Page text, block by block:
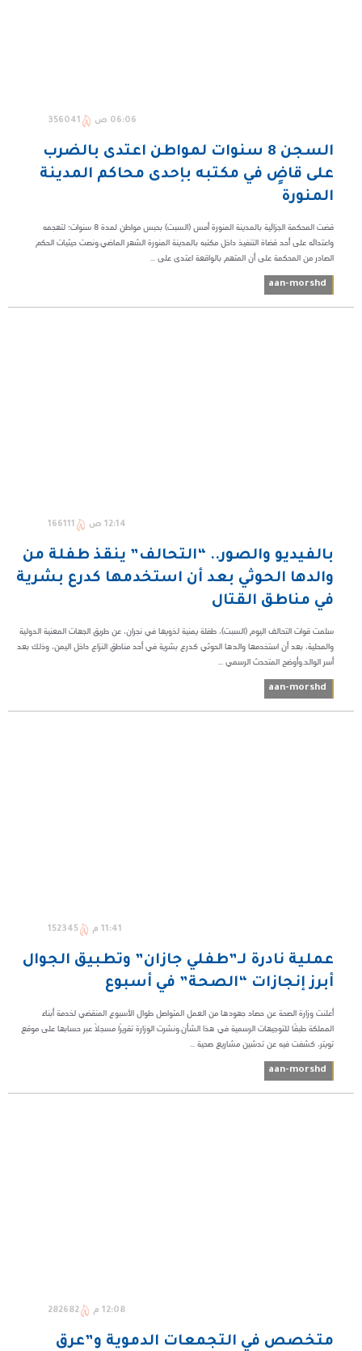
06:06 ص 356041
السجن 8 سنوات لمواطن اعتدى بالضرب
على قاضٍ في مكتبه بإحدى محاكم المدينة
المنورة
قضت المحكمة الجزائية بالمدينة المنورة أمس (السبت) بحبس مواطن لمدة 8 سنوات؛ لتهجمه
واعتدائه على أحد قضاة التنفيذ داخل مكتبه بالمدينة المنورة الشهر الماضي.ونصت حيثيات الحكم
الصادر من المحكمة على أن المتهم بالواقعة اعتدى على ...
aan-morshd
12:14 ص 166111
بالفيديو والصور.. “التحالف” ينقذ طفلة من
والدها الحوثي بعد أن استخدمها كدرع بشرية
في مناطق القتال
سلمت قوات التحالف اليوم (السبت)، طفلة يمنية لذويها في نجران، عن طريق الجهات المعنية الدولية
والمحلية، بعد أن استخدمها والدها الحوثي كدرع بشرية في أحد مناطق النزاع داخل اليمن، وذلك بعد
أسر الوالد.وأوضح المتحدث الرسمي ...
aan-morshd
11:41 م 152345
عملية نادرة لـ”طفلي جازان” وتطبيق الجوال
أبرز إنجازات “الصحة” في أسبوع
أعلنت وزارة الصحة عن حصاد جهودها من العمل المتواصل طوال الأسبوع المنقضي لخدمة أبناء
المملكة طبقًا للتوجيهات الرسمية في هذا الشأن.ونشرت الوزارة تقريرًا مسجلًا عبر حسابها على موقع
تويتر، كشفت فيه عن تدشين مشاريع صحية ...
aan-morshd
12:08 م 282682
متخصص في التجمعات الدموية و”عرق